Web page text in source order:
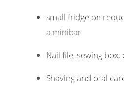
small fridge on
a minibar
Nail file, sewing box,
Shaving and oral